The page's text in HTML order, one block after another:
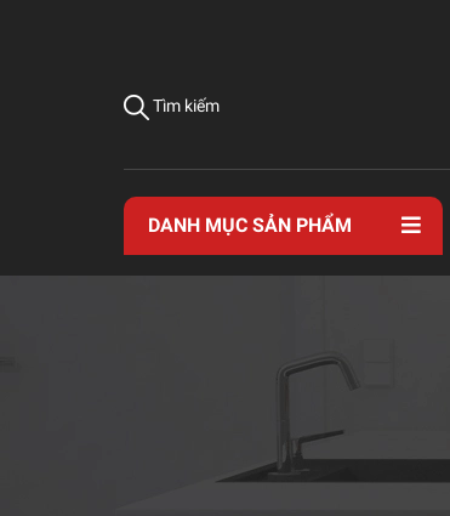
Tìm kiếm
DANH MỤC SẢN PHẨM